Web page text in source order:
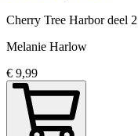
Cherry Tree Harbordeel 2
Melanie Harlow
€ 9,99